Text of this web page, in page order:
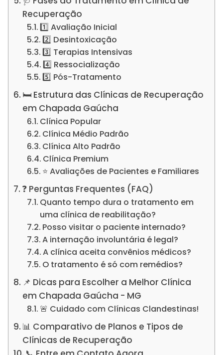
Recuperação
1️⃣ Avaliação Inicial
2️⃣ Desintoxicação
3️⃣ Terapias Intensivas
4️⃣ Ressocialização
5️⃣ Pós-Tratamento
🛏️ Estrutura das Clínicas de Recuperação
em Chapada Gaúcha
Clínica Popular
Clínica Médio Padrão
Clínica Alto Padrão
Clínica Premium
⭐ Avaliações de Pacientes e Familiares
❓ Perguntas Frequentes (FAQ)
Quanto tempo dura o tratamento em
uma clínica de reabilitação?
Posso visitar o paciente internado?
A internação involuntária é legal?
A clínica aceita convênios médicos?
O tratamento é só com remédios?
📌 Dicas para Escolher a Melhor Clínica
em Chapada Gaúcha - MG
🚨 Cuidado com Clínicas Clandestinas!
📊 Comparativo de Planos e Tipos de
Clínicas de Recuperação